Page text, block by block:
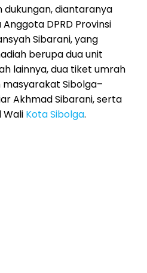
diantaranya
DPRD Provinsi
Sibarani, yang
berupa dua unit
lainnya, dua tiket umrah
Sibolga–
Akhmad Sibarani, serta
Wali Kota Sibolga.